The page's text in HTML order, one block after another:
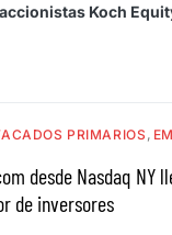
Koch
PRIMARIOS
desde Nasdaq NY
de inversores